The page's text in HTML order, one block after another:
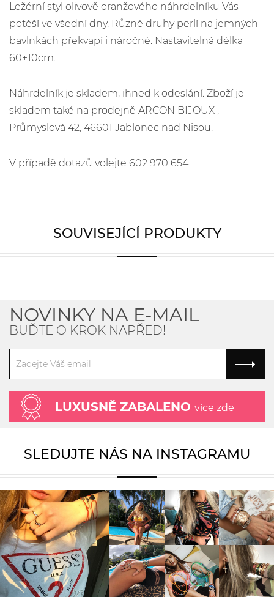
Ležérní styl olivově oranžového náhrdelníku Vás
potěší ve všední dny. Různé druhy perlí na jemných
bavlnkách překvapí i náročné. Nastavitelná délka
60+10cm.
Náhrdelník je skladem, ihned k odeslání. Zboží je
skladem také na prodejně ARCON BIJOUX ,
Průmyslová 42, 46601 Jablonec nad Nisou.
V případě dotazů volejte 602 970 654
SOUVISEJÍCÍ PRODUKTY
NOVINKY NA E-MAIL
BUĎTE O KROK NAPŘED!
LUXUSNĚ ZABALENO více zde
SLEDUJTE NÁS NA INSTAGRAMU